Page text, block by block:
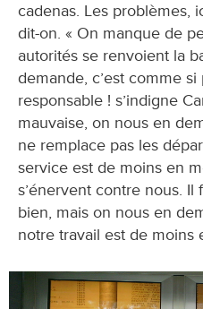
cadenas. Les problèmes,
dit-on. « On manque de
autorités se renvoient la
demande, c’est comme si
responsable ! s’indigne
mauvaise, on nous en
ne remplace pas les
service est de moins en
s’énervent contre nous.
bien, mais on nous en
notre travail est de moins